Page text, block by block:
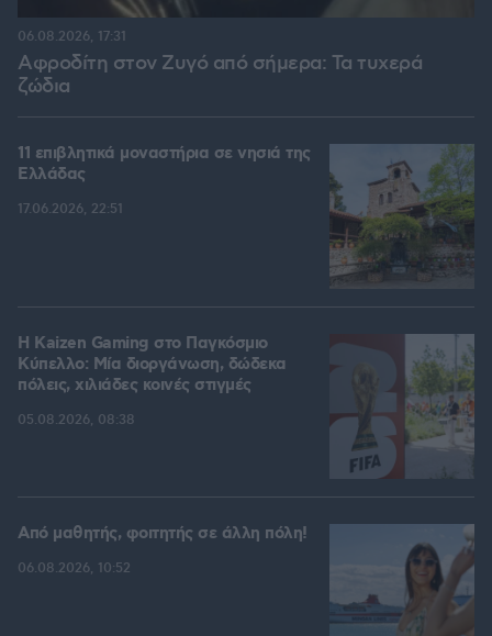
Αφροδίτη στον Ζυγό από σήμερα: Τα τυχερά
ζώδια
06.08.2026, 17:31
11 επιβλητικά μοναστήρια σε νησιά της
Ελλάδας
17.06.2026, 22:51
H Kaizen Gaming στο Παγκόσμιο
Kύπελλο: Μία διοργάνωση, δώδεκα
πόλεις, χιλιάδες κοινές στιγμές
05.08.2026, 08:38
Από μαθητής, φοιτητής σε άλλη πόλη!
06.08.2026, 10:52